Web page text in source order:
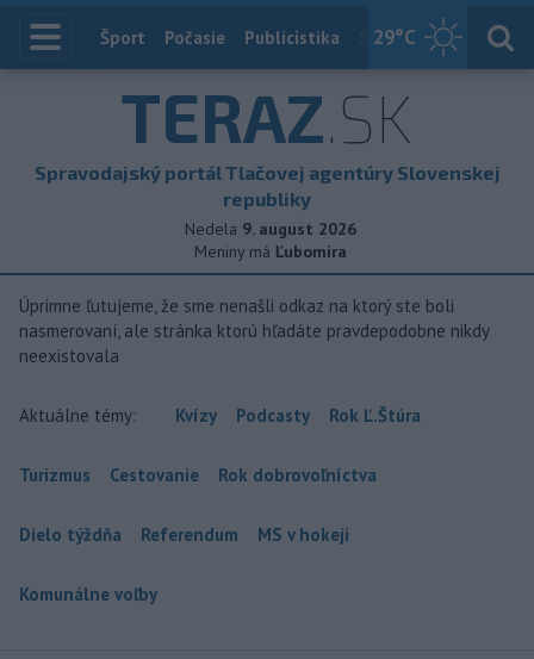
29°C
Index
Šport Počasie Publicistika Slovensko
TERAZ.SK
Spravodajský portál Tlačovej agentúry Slovenskej
republiky
Nedela 9. august 2026
Meniny má Ľubomíra
Úprimne ľutujeme, že sme nenašli odkaz na ktorý ste boli
nasmerovaní, ale stránka ktorú hľadáte pravdepodobne nikdy
neexistovala
Aktuálne témy: Kvízy Podcasty Rok Ľ.Štúra
Turizmus Cestovanie Rok dobrovoľníctva
Dielo týždňa Referendum MS v hokeji
Komunálne voľby